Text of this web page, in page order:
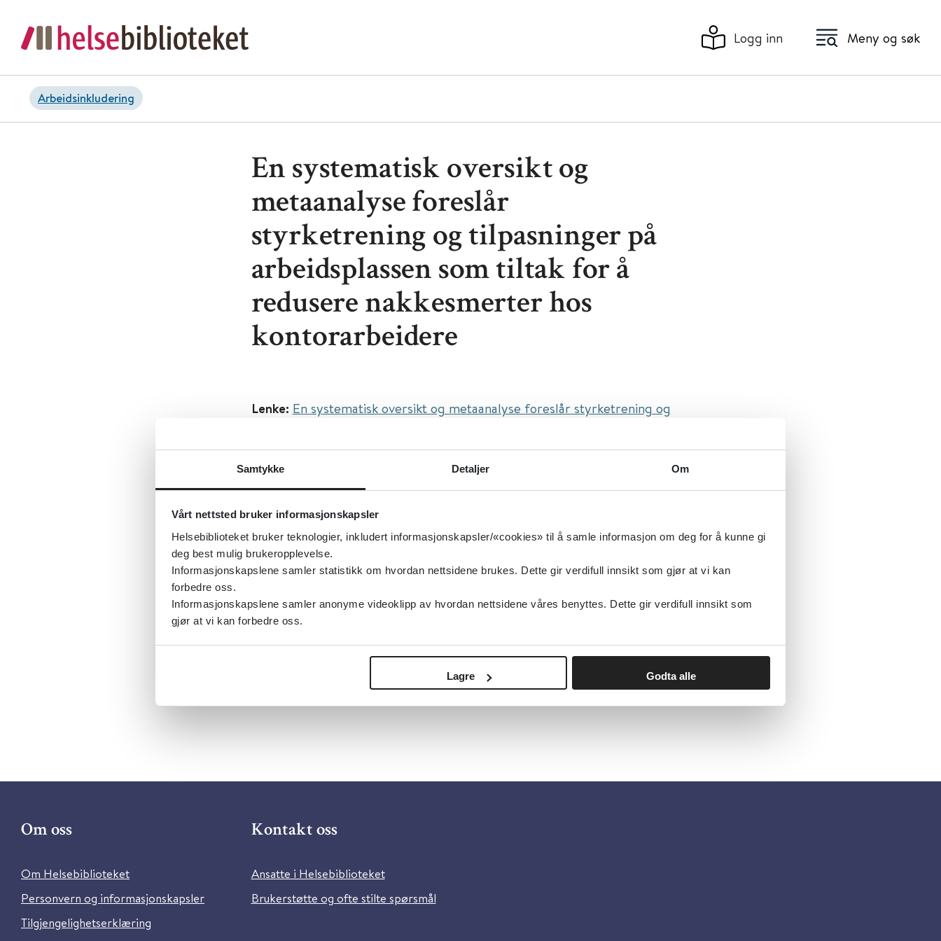
Samtykke Detaljer Om
Vårt nettsted bruker informasjonskapsler
Helsebiblioteket bruker teknologier, inkludert informasjonskapsler/«cookies» til å samle informasjon om deg for å kunne gi
deg best mulig brukeropplevelse.
Informasjonskapslene samler statistikk om hvordan nettsidene brukes. Dette gir verdifull innsikt som gjør at vi kan
forbedre oss.
Informasjonskapslene samler anonyme videoklipp av hvordan nettsidene våres benyttes. Dette gir verdifull innsikt som
gjør at vi kan forbedre oss.
Lagre Godta alle
Logg inn Meny og søk
Arbeidsinkludering
En systematisk oversikt og
metaanalyse foreslår
styrketrening og tilpasninger på
arbeidsplassen som tiltak for å
redusere nakkesmerter hos
kontorarbeidere
Lenke: En systematisk oversikt og metaanalyse foreslår styrketrening og
kontorarbeidere
Original tittel:
Systematic review and meta-analysis suggest strength
training and workplace modifications may reduce neck pain in office
workers
Først publisert: 13.07.2020
Tema:Arbeidsinkludering
Dokumenttype:Oppsummert forskning
Om oss
Om Helsebiblioteket
Personvern og informasjonskapsler
Tilgjengelighetserklæring
Kontakt oss
Ansatte i Helsebiblioteket
Brukerstøtte og ofte stilte spørsmål